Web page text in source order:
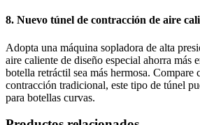
8. Nuevo túnel de contracción de aire
Adopta una máquina sopladora de alta
aire caliente de diseño especial ahorra más
botella retráctil sea más hermosa. Compare
contracción tradicional, este tipo de túnel
para botellas curvas.